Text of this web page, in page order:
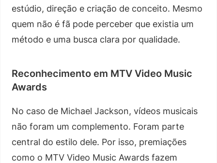
estúdio, direção e criação de conceito. Mesmo
quem não é fã pode perceber que existia um
método e uma busca clara por qualidade.
Reconhecimento em MTV Video Music
Awards
No caso de Michael Jackson, vídeos musicais
não foram um complemento. Foram parte
central do estilo dele. Por isso, premiações
como o MTV Video Music Awards fazem